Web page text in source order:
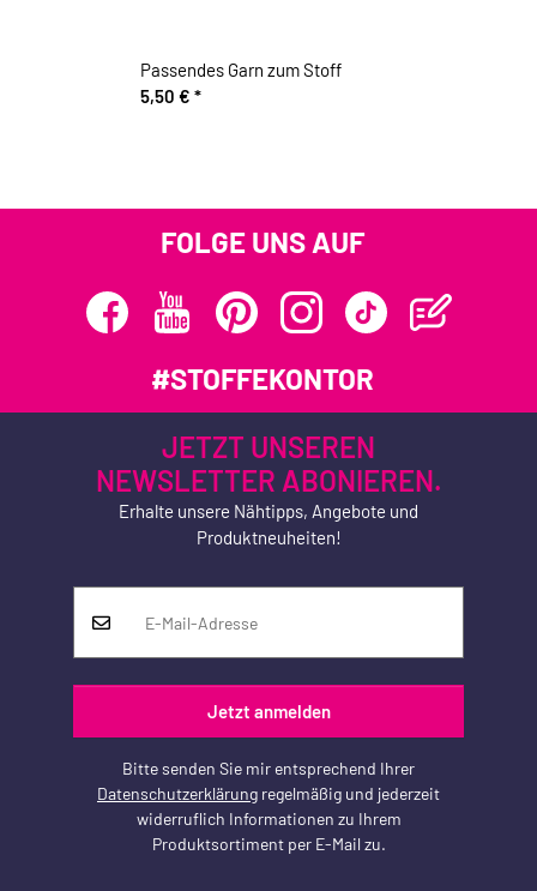
Passendes Garn zum Stoff
5,50 € *
FOLGE UNS AUF
#STOFFEKONTOR
JETZT UNSEREN
NEWSLETTER ABONIEREN.
Erhalte unsere Nähtipps, Angebote und
Produktneuheiten!
Jetzt anmelden
Bitte senden Sie mir entsprechend Ihrer
Datenschutzerklärung regelmäßig und jederzeit
widerruflich Informationen zu Ihrem
Produktsortiment per E-Mail zu.